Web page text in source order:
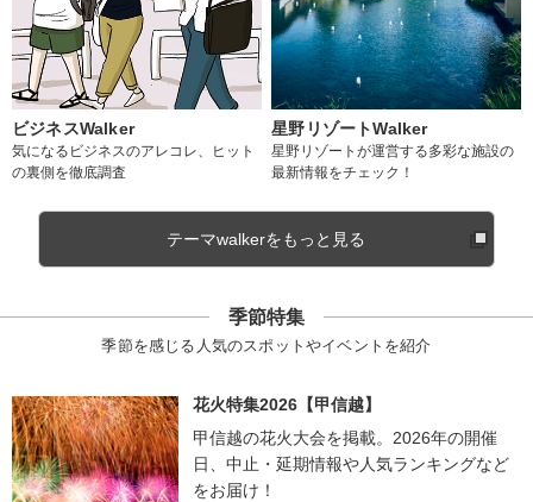
ビジネスWalker
気になるビジネスのアレコレ、ヒット
の裏側を徹底調査
星野リゾートWalker
星野リゾートが運営する多彩な施設の
最新情報をチェック！
テーマwalkerをもっと見る
季節特集
季節を感じる人気のスポットやイベントを紹介
花火特集2026【甲信越】
甲信越の花火大会を掲載。2026年の開催
日、中止・延期情報や人気ランキングなど
をお届け！